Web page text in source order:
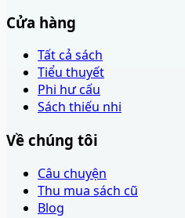
Cửa hàng
Tất cả sách
Tiểu thuyết
Phi hư cấu
Sách thiếu nhi
Về chúng tôi
Câu chuyện
Thu mua sách cũ
Blog